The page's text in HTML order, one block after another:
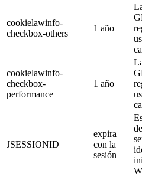
cookielawinfo-
checkbox-others
1 año
cookielawinfo-
checkbox-
performance
1 año
JSESSIONID
expira
con la
sesión